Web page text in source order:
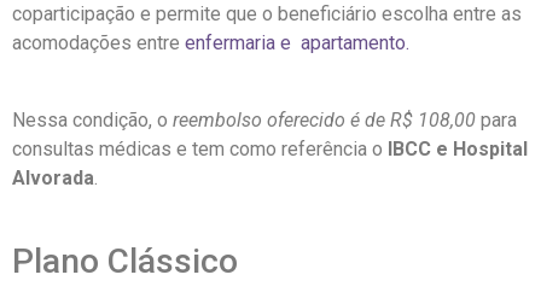
coparticipação e permite que o beneficiário escolha entre as
acomodações entre enfermaria e apartamento.
Nessa condição, o reembolso oferecido é de R$ 108,00 para
consultas médicas e tem como referência o IBCC e Hospital
Alvorada
Plano Clássico